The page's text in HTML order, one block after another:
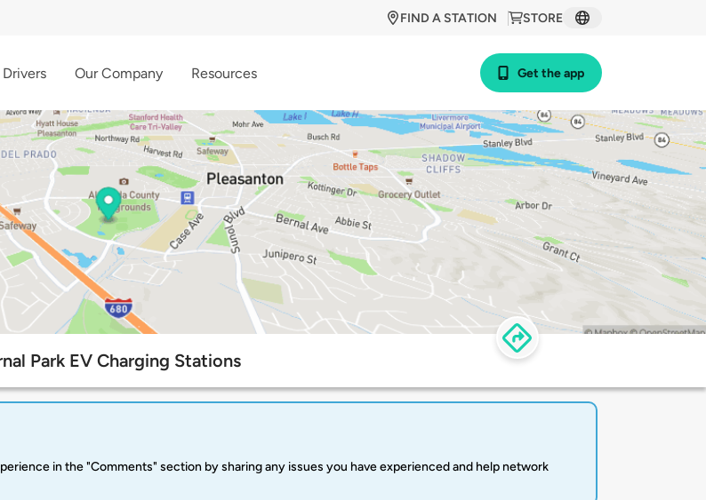
STORE
FIND A STATION
Drivers Our Company Resources Get the app
Park EV Charging Stations
in the "Comments" section by sharing any issues you have experienced and help network